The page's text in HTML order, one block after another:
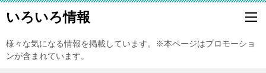
いろいろ情報
様々な気になる情報を掲載しています。※本ページはプロモーショ
ンが含まれています。